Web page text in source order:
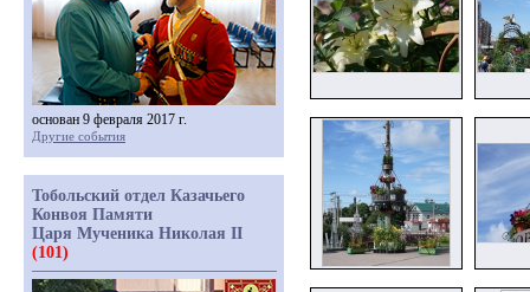
основан 9 февраля 2017 г.
Другие события
Тобольский отдел Казачьего
Конвоя Памяти
Царя Мученика Николая II
(101)